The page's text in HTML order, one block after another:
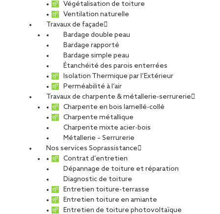
Végétalisation de toiture
Ventilation naturelle
Travaux de façade
Bardage double peau
Bardage rapporté
Bardage simple peau
Étanchéité des parois enterrées
Isolation Thermique par l’Extérieur
Perméabilité à l’air
Travaux de charpente & métallerie-serrurerie
Charpente en bois lamellé-collé
Charpente métallique
Charpente mixte acier-bois
Métallerie – Serrurerie
Nos services Soprassistance
Contrat d’entretien
Dépannage de toiture et réparation
Diagnostic de toiture
Entretien toiture-terrasse
Entretien toiture en amiante
Entretien de toiture photovoltaïque